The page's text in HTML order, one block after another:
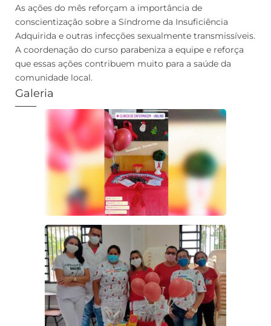
As ações do mês reforçam a importância de
conscientização sobre a Síndrome da Insuficiência
Adquirida e outras infecções sexualmente transmissíveis.
A coordenação do curso parabeniza a equipe e reforça
que essas ações contribuem muito para a saúde da
comunidade local.
Galeria